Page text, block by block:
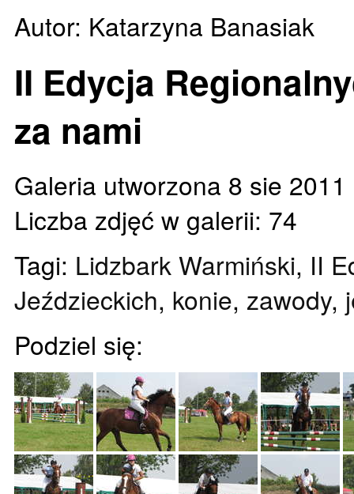
Autor: Katarzyna Banasiak
II Edycja
za nami
Galeria utworzona 8 sie
Liczba zdjęć w galerii: 74
Tagi: Lidzbark Warmiński, II
Jeździeckich, konie, zawody,
Podziel się: